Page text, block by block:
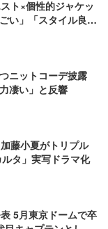
ト×個性的ジャケッ
い」「スタイル良す
ニットコーデ披露
凄い」と反響
藤小夏がトリプル
タ」実写ドラマ化
5月東京ドームで卒